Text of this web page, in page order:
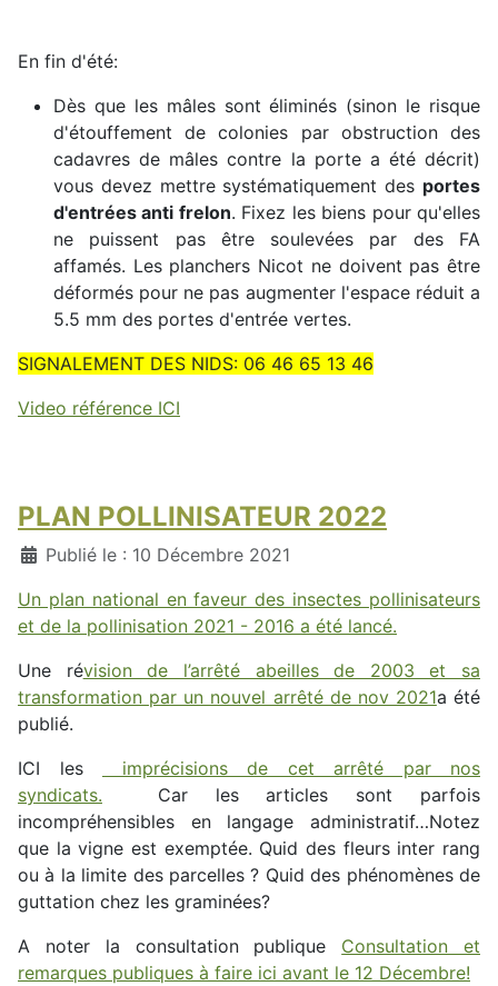
En fin d'été:
Dès que les mâles sont éliminés (sinon le risque
d'étouffement de colonies par obstruction des
cadavres de mâles contre la porte a été décrit)
vous devez mettre systématiquement des portes
d'entrées anti frelon. Fixez les biens pour qu'elles
ne puissent pas être soulevées par des FA
affamés. Les planchers Nicot ne doivent pas être
déformés pour ne pas augmenter l'espace réduit a
5.5 mm des portes d'entrée vertes.
SIGNALEMENT DES NIDS: 06 46 65 13 46
Video référence ICI
PLAN POLLINISATEUR 2022
DétailsPublié le : 10 Décembre 2021
Un plan national en faveur des insectes pollinisateurs
et de la pollinisation 2021 - 2016 a été lancé.
Une révision de l’arrêté abeilles de 2003 et sa
transformation par un nouvel arrêté de nov 2021a été
publié.
ICI les
imprécisions de cet arrêté par nos
syndicats. Car les articles sont parfois
incompréhensibles en langage administratif…Notez
que la vigne est exemptée. Quid des fleurs inter rang
ou à la limite des parcelles ? Quid des phénomènes de
guttation chez les graminées?
A noter la consultation publique Consultation et
remarques publiques à faire ici avant le 12 Décembre!